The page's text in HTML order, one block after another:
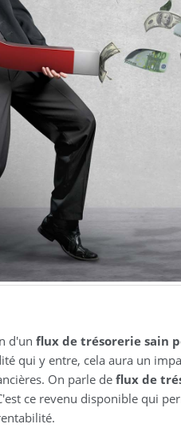
d'un flux de trésorerie sain
qui y entre, cela aura un
On parle de flux de
ce revenu disponible qui